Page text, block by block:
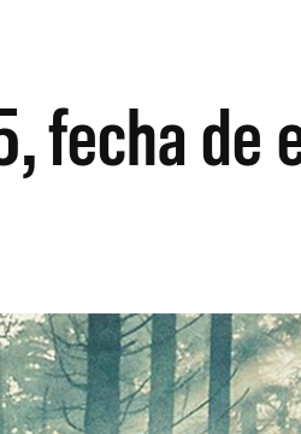
fecha